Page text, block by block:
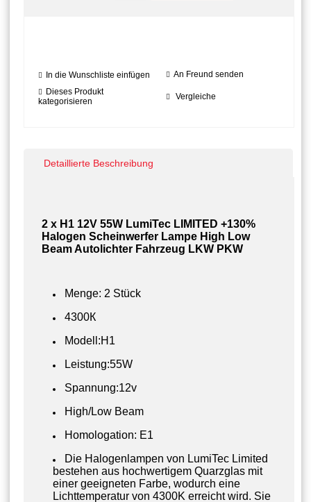
In die Wunschliste einfügen
An Freund senden
Dieses Produkt
kategorisieren
Vergleiche
Detaillierte Beschreibung
2 x H1 12V 55W LumiTec LIMITED +130%
Halogen Scheinwerfer Lampe High Low
Beam Autolichter Fahrzeug LKW PKW
Menge: 2 Stück
4300К
Modell:H1
Leistung:55W
Spannung:12v
High/Low Beam
Homologation: E1
Die Halogenlampen von LumiTec Limited
bestehen aus hochwertigem Quarzglas mit
einer geeigneten Farbe, wodurch eine
Lichttemperatur von 4300K erreicht wird. Sie